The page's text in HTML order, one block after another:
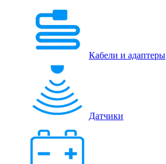
Кабели и адаптеры
Датчики